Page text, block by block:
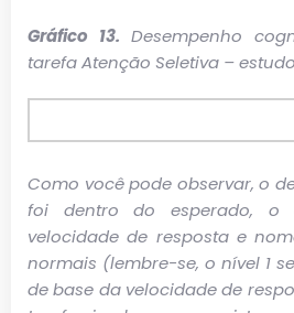
Gráfico 13. Desempenho
tarefa Atenção Seletiva –
Como você pode observar, o
foi dentro do esperado,
velocidade de resposta e
normais (lembre-se, o nível 1
de base da velocidade de